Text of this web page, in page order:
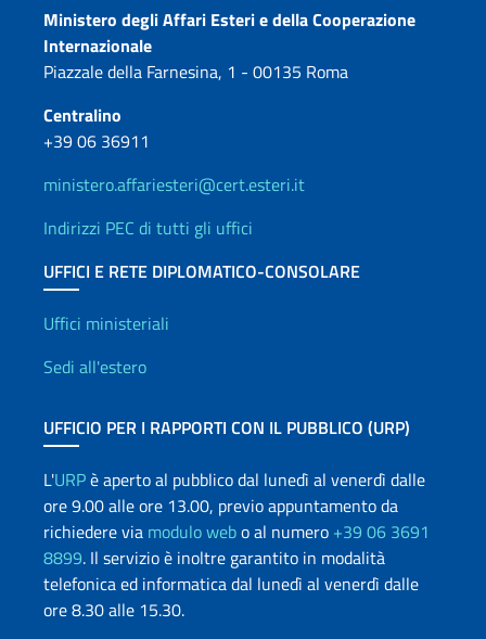
Contatti
Ministero degli Affari Esteri e della Cooperazione
Internazionale
Piazzale della Farnesina, 1 - 00135 Roma
Centralino
+39 06 36911
ministero.affariesteri@cert.esteri.it
Indirizzi PEC di tutti gli uffici
UFFICI E RETE DIPLOMATICO-CONSOLARE
Uffici e Rete diplomatica
Uffici ministeriali
Sedi all'estero
UFFICIO PER I RAPPORTI CON IL PUBBLICO (URP)
L'URPè aperto al pubblico dal lunedì al venerdì dalle
ore 9.00 alle ore 13.00, previo appuntamento da
richiedere via modulo webo al numero +39 06 3691
8899. Il servizio è inoltre garantito in modalità
telefonica ed informatica dal lunedì al venerdì dalle
ore 8.30 alle 15.30.